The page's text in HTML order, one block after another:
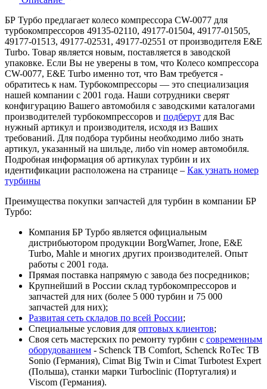
БР Турбо предлагает колесо компрессора CW-0077 для
турбокомпрессоров 49135-02110, 49177-01504, 49177-01505,
49177-01513, 49177-02531, 49177-02551 от производителя E&E
Turbo. Товар является новым, поставляется в заводской
упаковке. Если Вы не уверены в том, что Колесо компрессора
CW-0077, E&E Turbo именно тот, что Вам требуется -
обратитесь к нам. Турбокомпрессоры — это специализация
нашей компании с 2001 года. Наши сотрудники сверят
конфигурацию Вашего автомобиля с заводскими каталогами
производителей турбокомпрессоров и подберут для Вас
нужный артикул и производителя, исходя из Ваших
требований. Для подбора турбины необходимо либо знать
артикул, указанный на шильде, либо vin номер автомобиля.
Подробная информация об артикулах турбин и их
идентификации расположена на странице – Как узнать номер
турбины
Преимущества покупки запчастей для турбин в компании БР
Турбо:
Компания БР Турбо является официальным
дистрибьютором продукции BorgWarner, Jrone, E&E
Turbo, Mahle и многих других производителей. Опыт
работы с 2001 года.
Прямая поставка напрямую с завода без посредников;
Крупнейший в России склад турбокомпрессоров и
запчастей для них (более 5 000 турбин и 75 000
запчастей для них);
Развитая сеть складов по всей России;
Специальные условия для оптовых клиентов;
Своя сеть мастерских по ремонту турбин с современным
оборудованием - Schenck TB Comfort, Schenck RoTec TB
Sonio (Германия), Cimat Big Twin и Cimat Turbotest Expert
(Польша), станки марки Turboclinic (Португалия) и
Viscom (Германия).